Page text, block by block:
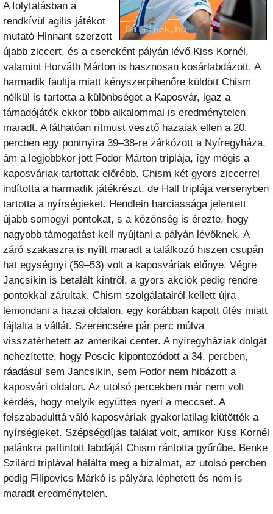
A folytatásban a
rendkívül agilis játékot
mutató Hinnant szerzett
újabb ziccert, és a csereként pályán lévő Kiss Kornél,
valamint Horváth Márton is hasznosan kosárlabdázott. A
harmadik faultja miatt kényszerpihenőre küldött Chism
nélkül is tartotta a különbséget a Kaposvár, igaz a
támadójáték ekkor több alkalommal is eredménytelen
maradt. A láthatóan ritmust vesztő hazaiak ellen a 20.
percben egy pontnyira 39–38-re zárkózott a Nyíregyháza,
ám a legjobbkor jött Fodor Márton triplája, így mégis a
kaposváriak tartottak előrébb. Chism két gyors ziccerrel
indította a harmadik játékrészt, de Hall triplája versenyben
tartotta a nyírségieket. Hendlein harciassága jelentett
újabb somogyi pontokat, s a közönség is érezte, hogy
nagyobb támogatást kell nyújtani a pályán lévőknek. A
záró szakaszra is nyílt maradt a találkozó hiszen csupán
hat egységnyi (59–53) volt a kaposváriak előnye. Végre
Jancsikin is betalált kintről, a gyors akciók pedig rendre
pontokkal zárultak. Chism szolgálatairól kellett újra
lemondani a hazai oldalon, egy korábban kapott ütés miatt
fájlalta a vállát. Szerencsére pár perc múlva
visszatérhetett az amerikai center. A nyíregyháziak dolgát
nehezítette, hogy Poscic kipontozódott a 34. percben,
ráadásul sem Jancsikin, sem Fodor nem hibázott a
kaposvári oldalon. Az utolsó percekben már nem volt
kérdés, hogy melyik együttes nyeri a meccset. A
felszabadulttá váló kaposváriak gyakorlatilag kiütötték a
nyírségieket. Szépségdíjas találat volt, amikor Kiss Kornél
palánkra pattintott labdáját Chism rántotta gyűrűbe. Benke
Szilárd triplával hálálta meg a bizalmat, az utolsó percben
pedig Filipovics Márkó is pályára léphetett és nem is
maradt eredménytelen.